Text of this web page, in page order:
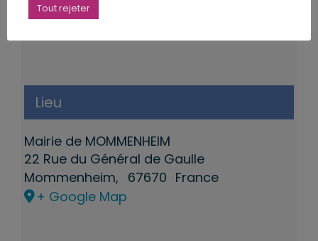
Lieu
Mairie de MOMMENHEIM
22 Rue du Général de Gaulle
Mommenheim, 67670 France
+ Google Map
Tout rejeter